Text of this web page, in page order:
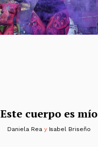
Este cuerpo es mío
Daniela Rea y Isabel Briseño